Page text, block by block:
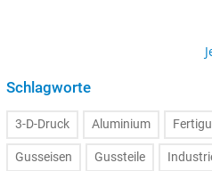
Schlagworte
3-D-Druck Aluminium
Gusseisen Gussteile